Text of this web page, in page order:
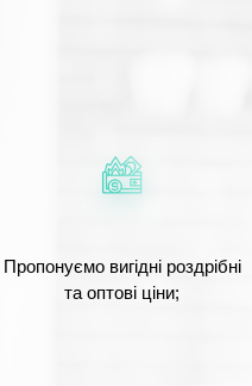
Пропонуємо вигідні роздрібні
та оптові ціни;